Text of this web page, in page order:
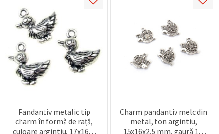
Pandantiv metalic tip
charm în formă de rață,
culoare argintiu, 17x16x7
Charm pandantiv melc din
metal, ton argintiu,
15x16x2,5 mm, gaură 1,5